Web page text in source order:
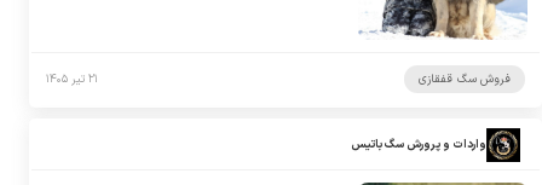
فروش سگ قفقازی ۲۱ تیر ۱۴۰۵
واردات و پرورش سگ باتیس